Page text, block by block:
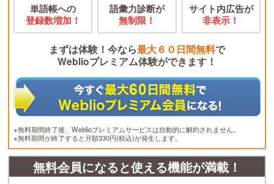
単語帳への
登録数増加！
語彙力診断が
無制限！
サイト内広告が
非表示！
まずは体験！今なら最大６０日間無料で
Weblioプレミアム体験ができます！
※無料期間終了後、Weblioプレミアムサービスは自動的に解約されません。
※無料期間が終了すると月額330円(税込)が発生します。
無料会員になると使える機能が満載！